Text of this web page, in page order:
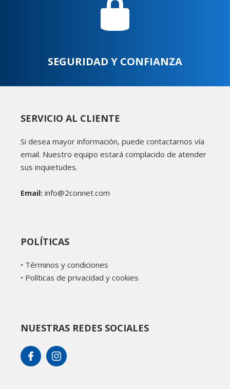
SEGURIDAD Y CONFIANZA
SERVICIO AL CLIENTE
Si desea mayor información, puede contactarnos vía
email. Nuestro equipo estará complacido de atender
sus inquietudes.
Email: info@2connet.com
POLÍTICAS
• Términos y condiciones
• Políticas de privacidad y cookies
NUESTRAS REDES SOCIALES